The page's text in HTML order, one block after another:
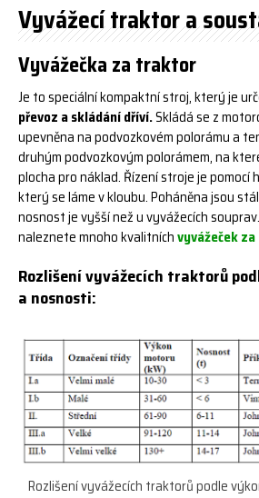
Vyvážecí traktor a
Vyvážečka za traktor
Je to speciální kompaktní stroj, který je
převoz a skládání dříví.Skládá se z
upevněna na podvozkovém polorámu a
druhým podvozkovým polorámem, na
plocha pro náklad. Řízení stroje je pomocí
který se láme v kloubu. Poháněna jsou
nosnost je vyšší než u vyvážecích
naleznete mnoho kvalitníchvyvážeček
Rozlišení vyvážecích traktorů
a nosnosti:
Rozlišení vyvážecích traktorů podle